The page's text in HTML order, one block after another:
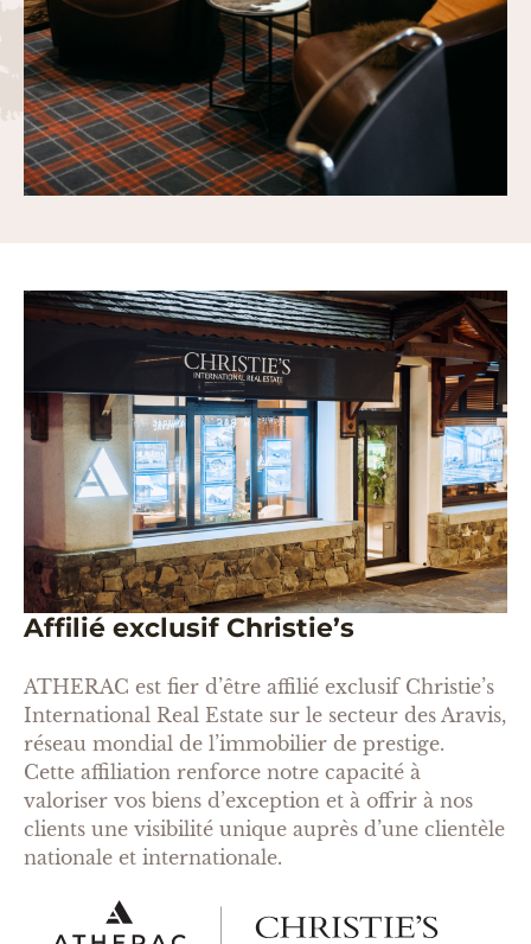
Affilié exclusif Christie’s
ATHERAC est fier d’être affilié exclusif Christie’s
International Real Estate sur le secteur des Aravis,
réseau mondial de l’immobilier de prestige.
Cette affiliation renforce notre capacité à
valoriser vos biens d’exception et à offrir à nos
clients une visibilité unique auprès d’une clientèle
nationale et internationale.